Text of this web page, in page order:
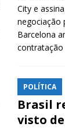
City e
negociação
Barcelona
contratação
POLÍTICA
Brasil
visto